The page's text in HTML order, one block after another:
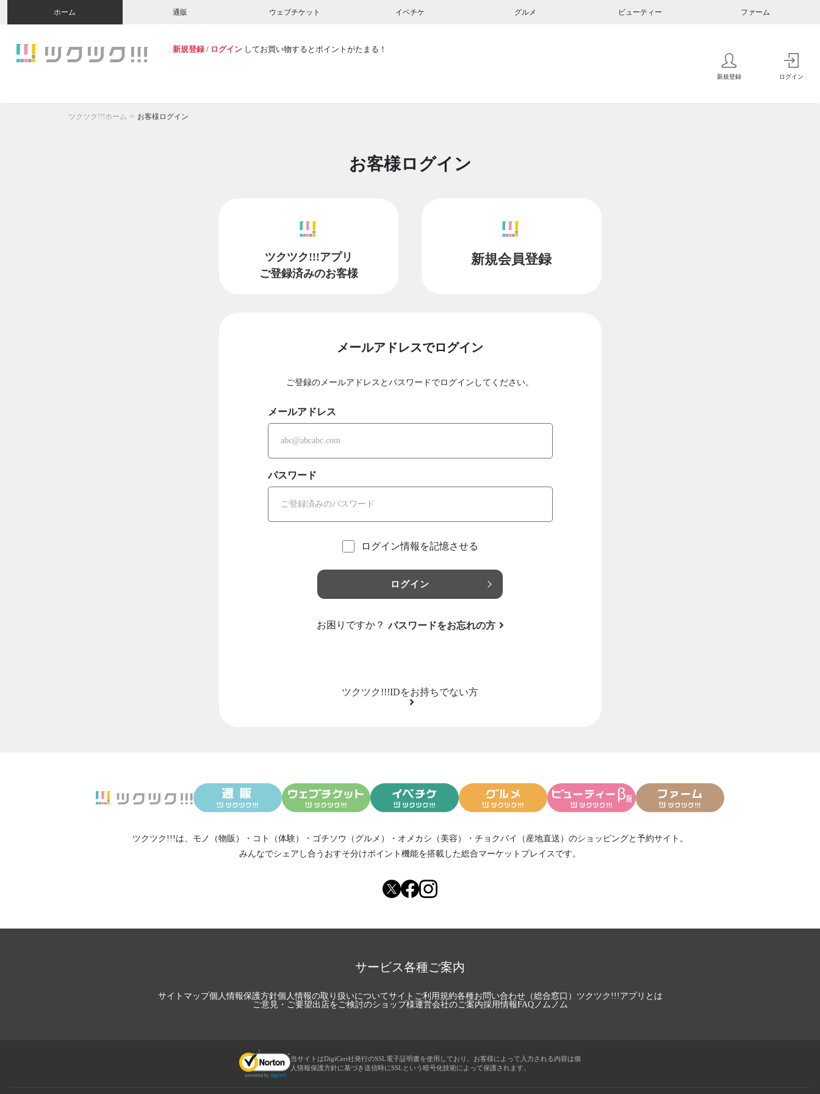
ホーム 通販 ウェブチケット イベチケ グルメ ビューティー ファーム
新規登録 / ログイン してお買い物するとポイントがたまる！
新規登録 ログイン
ツクツク!!!ホーム お客様ログイン
お客様ログイン
ツクツク!!!アプリ
ご登録済みのお客様
新規会員登録
メールアドレスでログイン
ご登録のメールアドレスとパスワードでログインしてください。
メールアドレス
パスワード
ログイン情報を記憶させる
ログイン
お困りですか？ パスワードをお忘れの方
ツクツク!!!IDをお持ちでない方
ツクツク!!!は、 モノ（物販） ・ コト（体験） ・ ゴチソウ（グルメ） ・ オメカシ（美容） ・ チョクバイ（産地直送） のショッピングと予約サイト。
みんなでシェアし合う おすそ分けポイント機能を搭載した総合マーケットプレイスです。
サービス各種ご案内
サイトマップ個人情報保護方針個人情報の取り扱いについてサイトご利用規約各種お問い合わせ（総合窓口） ツクツク!!!アプリとは
ご意見・ご要望出店をご検討のショップ様運営会社のご案内採用情報FAQノムノム
当サイトはDigiCert社発行のSSL電子証明書を使用しており、お客様によって入力される内容は個
人情報保護方針に基づき送信時にSSLという暗号化技術によって保護されます。